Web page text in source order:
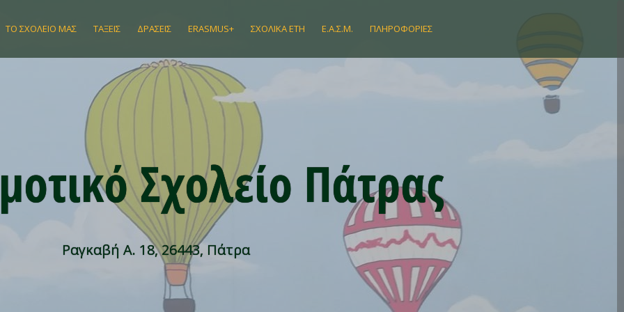
ΤΟ ΣΧΟΛΕΊΟ ΜΑΣ ΤΆΞΕΙΣ ΔΡΆΣΕΙΣ ERASMUS+ ΣΧΟΛΙΚΆ ΈΤΗ Ε.Α.Σ.Μ. ΠΛΗΡΟΦΟΡΊΕΣ
Σχολείο Πάτρας
Ραγκαβή Α. 18, 26443, Πάτρα